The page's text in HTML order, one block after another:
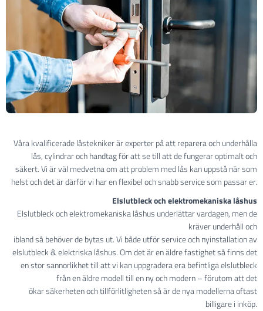
Våra kvalificerade låstekniker är experter på att reparera och underhålla
lås, cylindrar och handtag för att se till att de fungerar optimalt och
säkert. Vi är väl medvetna om att problem med lås kan uppstå när som
helst och det är därför vi har en flexibel och snabb service som passar er.
Elslutbleck och elektromekaniska låshus
Elslutbleck och elektromekaniska låshus underlättar vardagen, men de
kräver underhåll och
ibland så behöver de bytas ut. Vi både utför service och nyinstallation av
elslutbleck & elektriska låshus. Om det är en äldre fastighet så finns det
en stor sannorlikhet till att vi kan uppgradera era befintliga elslutbleck
från en äldre modell till en ny och modern – förutom att det
ökar säkerheten och tillförlitligheten så är de nya modellerna oftast
billigare i inköp.